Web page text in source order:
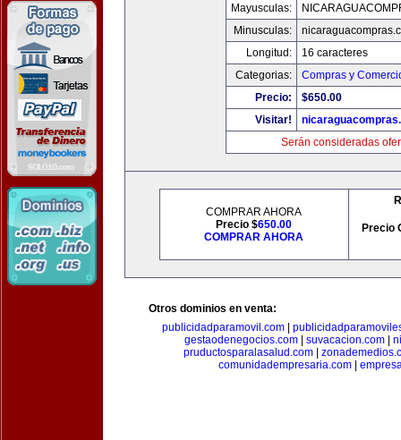
Mayusculas:
Minusculas:
Longitud:
16 caracteres
Categorias:
Compras y
Precio:
$650.00
Visitar!
Serán consideradas
COMPRAR AHORA
Precio $650.00
COMPRAR AHORA
Precio
Otros dominios en venta:
publicidadparamovil.com
gestaodenegocios.com| suvacacion.com|
pruductosparalasalud.com|
comunidadempresaria.com|